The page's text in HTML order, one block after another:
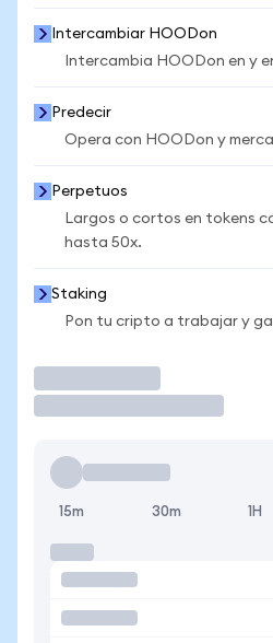
Intercambiar HOODon
Intercambia HOODon en y
Predecir
Opera con HOODon y
Perpetuos
Largos o cortos en tokens
hasta 50x.
Staking
Pon tu cripto a trabajar y
15m 30m 1H